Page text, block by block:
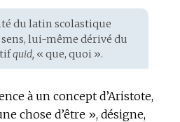
du latin scolastique
lui-même dérivé du
quid, « que, quoi ».
à un concept d’Aristote,
chose d’être », désigne,